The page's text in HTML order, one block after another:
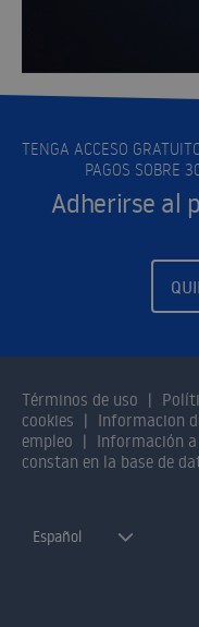
TENGA ACCESO
PAGOS SOBRE
Adherirse al
Términos de uso
cookies
Informacion
empleo
Información
constan en la base de
Español